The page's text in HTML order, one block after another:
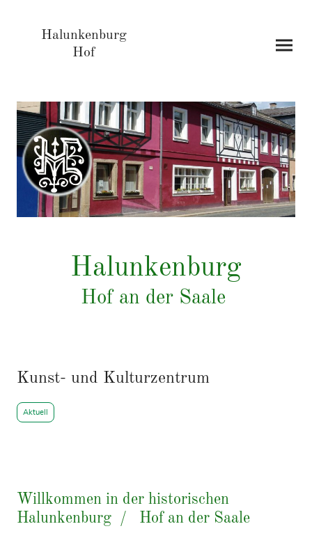
Halunkenburg
Hof
Halunkenburg
Hof an der Saale
Kunst- und Kulturzentrum
Aktuell
Willkommen in der historischen
Halunkenburg / Hof an der Saale